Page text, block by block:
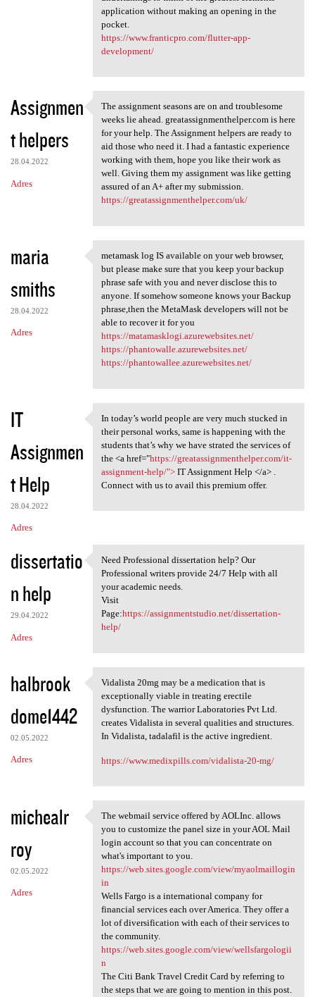
application without making an opening in the
pocket.
https://www.franticpro.com/flutter-app-
development/
Assignmen
t helpers
28.04.2022
Adres
The assignment seasons are on
The assignment seasons are on and troublesome
weeks lie ahead. greatassignmenthelper.com is here
for your help. The Assignment helpers are ready to
aid those who need it. I had a fantastic experience
working with them, hope you like their work as
well. Giving them my assignment was like getting
assured of an A+ after my submission.
https://greatassignmenthelper.com/uk/
maria
smiths
28.04.2022
Adres
metamask log IS available on
metamask log IS available on your web browser,
but please make sure that you keep your backup
phrase safe with you and never disclose this to
anyone. If somehow someone knows your Backup
phrase,then the MetaMask developers will not be
able to recover it for you
https://matamasklogi.azurewebsites.net/
https://phantowalle.azurewebsites.net/
https://phantowallee.azurewebsites.net/
IT
Assignmen
t Help
28.04.2022
Adres
In today’s world people are
In today’s world people are very much stucked in
their personal works, same is happening with the
students that’s why we have strated the services of
the <a href="https://greatassignmenthelper.com/it-
assignment-help/">IT Assignment Help </a> .
Connect with us to avail this premium offer.
dissertatio
n help
29.04.2022
Adres
Need Professional
Need Professional dissertation help? Our
Professional writers provide 24/7 Help with all
your academic needs.
Visit
Page:https://assignmentstudio.net/dissertation-
help/
halbrook
dome1442
02.05.2022
Adres
Vidalista 20mg may be a
Vidalista 20mg may be a medication that is
exceptionally viable in treating erectile
dysfunction. The warrior Laboratories Pvt Ltd.
creates Vidalista in several qualities and structures.
In Vidalista, tadalafil is the active ingredient.
https://www.medixpills.com/vidalista-20-mg/
michealr
roy
02.05.2022
Adres
The webmail service offered
The webmail service offered by AOLInc. allows
you to customize the panel size in your AOL Mail
login account so that you can concentrate on
what's important to you.
https://web.sites.google.com/view/myaolmaillogin
in
Wells Fargo is a international company for
financial services each over America. They offer a
lot of diversification with each of their services to
the community.
https://web.sites.google.com/view/wellsfargologii
n
The Citi Bank Travel Credit Card by referring to
the steps that we are going to mention in this post.